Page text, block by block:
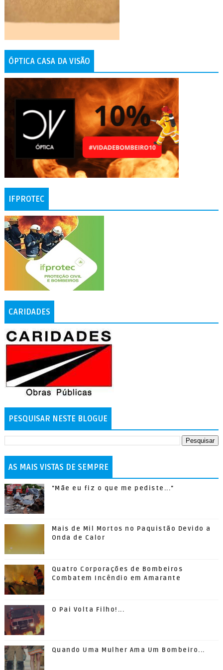
ÓPTICA CASA DA VISÃO
IFPROTEC
CARIDADES
PESQUISAR NESTE BLOGUE
AS MAIS VISTAS DE SEMPRE
"Mãe eu fiz o que me pediste..."
Mais de Mil Mortos no Paquistão Devido a
Onda de Calor
Quatro Corporações de Bombeiros
Combatem Incêndio em Amarante
O Pai Volta Filho!...
Quando Uma Mulher Ama Um Bombeiro...